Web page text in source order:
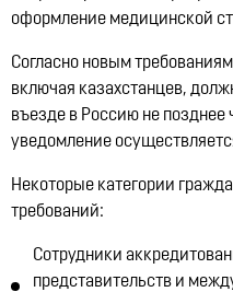
оформление медицинской
Согласно новым
включая казахстанцев,
въезде в Россию не позднее
уведомление
Некоторые категории
требований:
Сотрудники
представительств и